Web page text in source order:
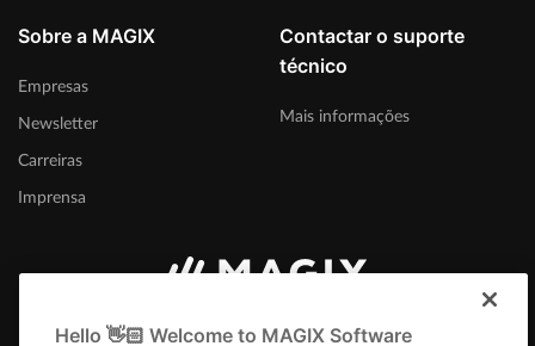
Sobre a MAGIX
Empresas
Newsletter
Carreiras
Imprensa
Contactar o suporte
técnico
Mais informações
Portugal
Hello 👋🏻 Welcome to MAGIX Software